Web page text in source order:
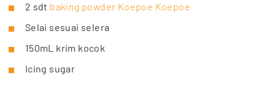
2 sdt baking powder Koepoe Koepoe
Selai sesuai selera
150mL krim kocok
Icing sugar